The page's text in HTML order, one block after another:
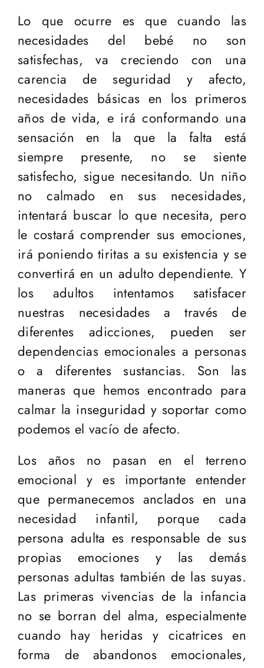
Lo que ocurre es que cuando las
necesidades del bebé no son
satisfechas, va creciendo con una
carencia de seguridad y afecto,
necesidades básicas en los primeros
años de vida, e irá conformando una
sensación en la que la falta está
siempre presente, no se siente
satisfecho, sigue necesitando. Un niño
no calmado en sus necesidades,
intentará buscar lo que necesita, pero
le costará comprender sus emociones,
irá poniendo tiritas a su existencia y se
convertirá en un adulto dependiente. Y
los adultos intentamos satisfacer
nuestras necesidades a través de
diferentes adicciones, pueden ser
dependencias emocionales a personas
o a diferentes sustancias. Son las
maneras que hemos encontrado para
calmar la inseguridad y soportar como
podemos el vacío de afecto.
Los años no pasan en el terreno
emocional y es importante entender
que permanecemos anclados en una
necesidad infantil, porque cada
persona adulta es responsable de sus
propias emociones y las demás
personas adultas también de las suyas.
Las primeras vivencias de la infancia
no se borran del alma, especialmente
cuando hay heridas y cicatrices en
forma de abandonos emocionales,